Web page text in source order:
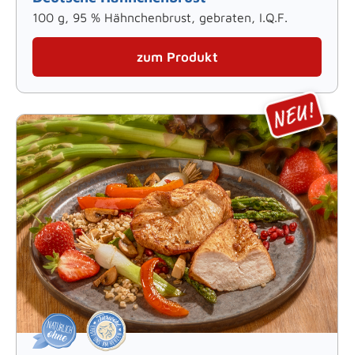
100 g, 95 % Hähnchenbrust, gebraten, I.Q.F.
zum Produkt